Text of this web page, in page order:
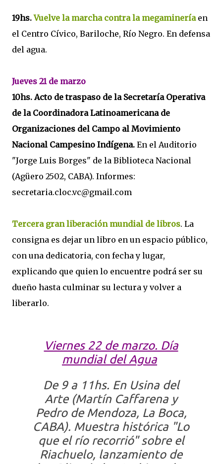
19hs.Vuelve la marcha contra la megamineríaen
el Centro Cívico, Bariloche, Río Negro. En defensa
del agua.
Jueves 21 de marzo
10hs. Acto de traspaso de la Secretaría Operativa
de la Coordinadora Latinoamericana de
Organizaciones del Campo al Movimiento
Nacional Campesino Indígena. En el Auditorio
"Jorge Luis Borges" de la Biblioteca Nacional
(Agüero 2502, CABA). Informes:
secretaria.cloc.vc@gmail.com
Tercera gran liberación mundial de libros. La
consigna es dejar un libro en un espacio público,
con una dedicatoria, con fecha y lugar,
explicando que quien lo encuentre podrá ser su
dueño hasta culminar su lectura y volver a
liberarlo.
Viernes 22 de marzo. Día
mundial del Agua
De 9 a 11hs. En Usina del
Arte (Martín Caffarena y
Pedro de Mendoza, La Boca,
CABA). Muestra histórica "Lo
que el río recorrió" sobre el
Riachuelo, lanzamiento de